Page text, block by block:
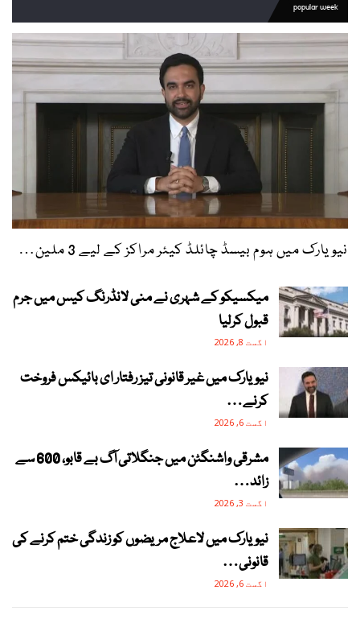
popular week
نیویارک میں ہوم بیسڈ چائلڈ کیئر مراکز کے لیے 3 ملین…
میکسیکو کے شہری نے منی لانڈرنگ کیس میں جرم
قبول کرلیا
اگست 8, 2026
نیویارک میں غیر قانونی تیز رفتار ای بائیکس فروخت
کرنے…
اگست 6, 2026
مشرقی واشنگٹن میں جنگلاتی آگ بے قابو، 600 سے
زائد…
اگست 3, 2026
نیویارک میں لاعلاج مریضوں کو زندگی ختم کرنے کی
قانونی…
اگست 6, 2026